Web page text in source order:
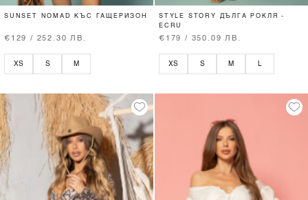
SUNSET NOMAD КЪС ГАЩЕРИЗОН
€129 / 252.30 ЛВ.
XS S M
STYLE STORY ДЪЛГА РОКЛЯ -
ECRU
€179 / 350.09 ЛВ.
XS S M